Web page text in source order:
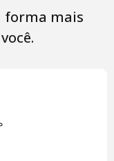
forma mais